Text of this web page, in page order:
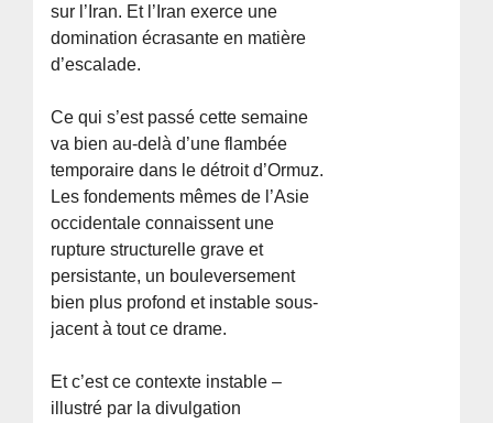
sur l’Iran. Et l’Iran exerce une
domination écrasante en matière
d’escalade.
Ce qui s’est passé cette semaine
va bien au-delà d’une flambée
temporaire dans le détroit d’Ormuz.
Les fondements mêmes de l’Asie
occidentale connaissent une
rupture structurelle grave et
persistante, un bouleversement
bien plus profond et instable sous-
jacent à tout ce drame.
Et c’est ce contexte instable –
illustré par la divulgation